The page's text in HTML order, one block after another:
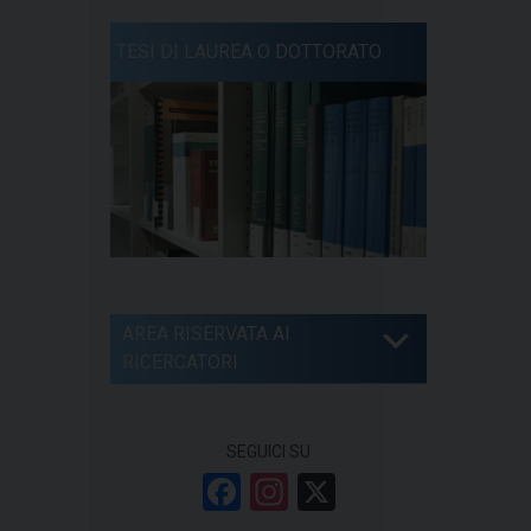
TESI DI LAUREA O DOTTORATO
AREA RISERVATA AI
SEGUICI SU
F
In